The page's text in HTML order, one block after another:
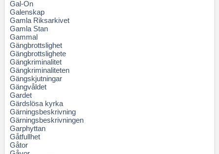
Gal-On
Galenskap
Gamla Riksarkivet
Gamla Stan
Gammal
Gängbrottslighet
Gängbrottslighete
Gängkriminalitet
Gängkriminaliteten
Gängskjutningar
Gängvåldet
Gardet
Gärdslösa kyrka
Gärningsbeskrivning
Gärningsbeskrivningen
Garphyttan
Gåtfullhet
Gåtor